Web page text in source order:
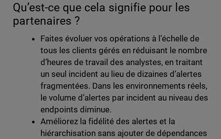
Qu’est-ce que cela signifie pour les
partenaires ?
Faites évoluer vos opérations à l’échelle de
tous les clients gérés en réduisant le nombre
d’heures de travail des analystes, en traitant
un seul incident au lieu de dizaines d’alertes
fragmentées. Dans les environnements réels,
le volume d’alertes par incident au niveau des
endpoints diminue.
Améliorez la fidélité des alertes et la
hiérarchisation sans ajouter de dépendances